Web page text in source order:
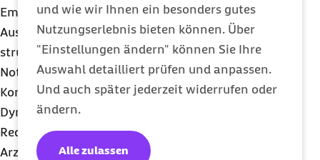
und wie wir Ihnen ein besonders gutes
Nutzungserlebnis bieten können. Über
"Einstellungen ändern" können Sie Ihre
Auswahl detailliert prüfen und anpassen.
Und auch später jederzeit widerrufen oder
ändern.
Alle zulassen
Empfänger an.
Aus Sicht der Barmer ist es richtig, zügig eine
strukturelle Finanzierungsreform anzugehen.
Notwendig sind Maßnahmen für eine dauerhafte
Konsolidierung der GKV-Finanzen. Neben der
Dynamisierung des Bundeszuschusses sollte eine
Reduzierung des Mehrwertsteuersatzes auf
Arzneimittel sowie Hilfsmittel von 19 auf sieben